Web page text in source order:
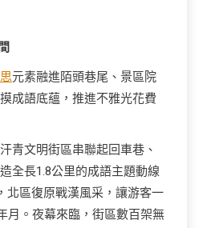
元素融進陌頭巷尾、景區院
成語底蘊，推進不雅光花費
青文明街區串聯起回車巷、
全長1.8公里的成語主題動線
區復原戰漢風采，讓游客一
月。夜幕來臨，街區數百架無